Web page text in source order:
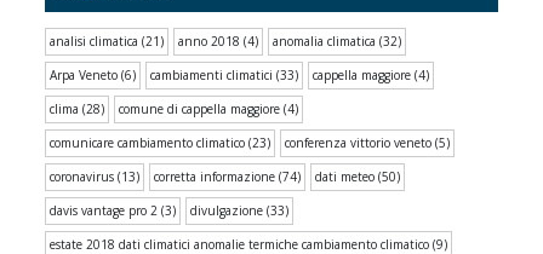
analisi climatica (21) anno 2018 (4) anomalia climatica (32)
Arpa Veneto (6) cambiamenti climatici (33) cappella maggiore (4)
clima (28) comune di cappella maggiore (4)
comunicare cambiamento climatico (23) conferenza vittorio veneto (5)
coronavirus (13) corretta informazione (74) dati meteo (50)
davis vantage pro 2 (3) divulgazione (33)
estate 2018 dati climatici anomalie termiche cambiamento climatico (9)